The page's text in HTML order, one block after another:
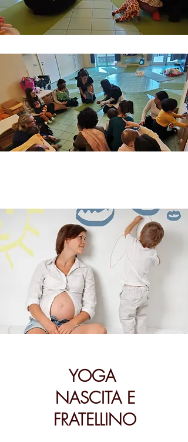
YOGA
NASCITA E
FRATELLINO